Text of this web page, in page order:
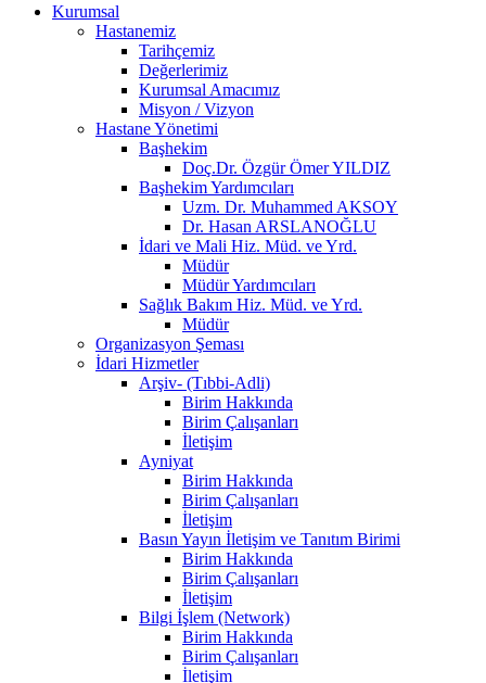
Kurumsal
Hastanemiz
Tarihçemiz
Değerlerimiz
Kurumsal Amacımız
Misyon / Vizyon
Hastane Yönetimi
Başhekim
Doç.Dr. Özgür Ömer YILDIZ
Başhekim Yardımcıları
Uzm. Dr. Muhammed AKSOY
Dr. Hasan ARSLANOĞLU
İdari ve Mali Hiz. Müd. ve Yrd.
Müdür
Müdür Yardımcıları
Sağlık Bakım Hiz. Müd. ve Yrd.
Müdür
Organizasyon Şeması
İdari Hizmetler
Arşiv- (Tıbbi-Adli)
Birim Hakkında
Birim Çalışanları
İletişim
Ayniyat
Birim Hakkında
Birim Çalışanları
İletişim
Basın Yayın İletişim ve Tanıtım Birimi
Birim Hakkında
Birim Çalışanları
İletişim
Bilgi İşlem (Network)
Birim Hakkında
Birim Çalışanları
İletişim